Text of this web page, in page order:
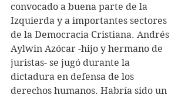
convocado a buena parte de la
Izquierda y a importantes sectores
de la Democracia Cristiana. Andrés
Aylwin Azócar -hijo y hermano de
juristas- se jugó durante la
dictadura en defensa de los
derechos humanos. Habría sido un